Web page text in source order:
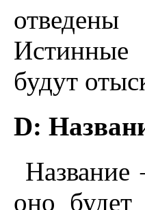
Истинные
будут
D:
Название
оно